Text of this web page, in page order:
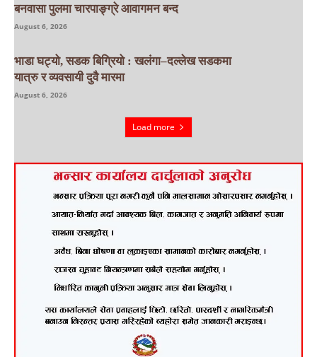
बनवासा पुलमा चारपाङ्ग्रे आवागमन बन्द
August 6, 2026
भाडा घट्यो, सडक बिग्रियो : खलंगा–दल्लेख सडकमा
यात्रु र व्यवसायी दुवै मारमा
August 6, 2026
Load more